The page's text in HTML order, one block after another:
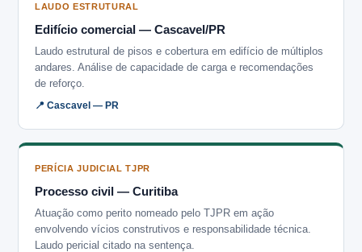
LAUDO ESTRUTURAL
Edifício comercial — Cascavel/PR
Laudo estrutural de pisos e cobertura em edifício de múltiplos
andares. Análise de capacidade de carga e recomendações
de reforço.
📍 Cascavel — PR
PERÍCIA JUDICIAL TJPR
Processo civil — Curitiba
Atuação como perito nomeado pelo TJPR em ação
envolvendo vícios construtivos e responsabilidade técnica.
Laudo pericial citado na sentença.